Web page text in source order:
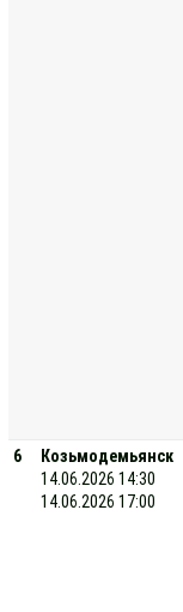
6
Козьмодемьянск
14.06.2026 14:30
14.06.2026 17:00